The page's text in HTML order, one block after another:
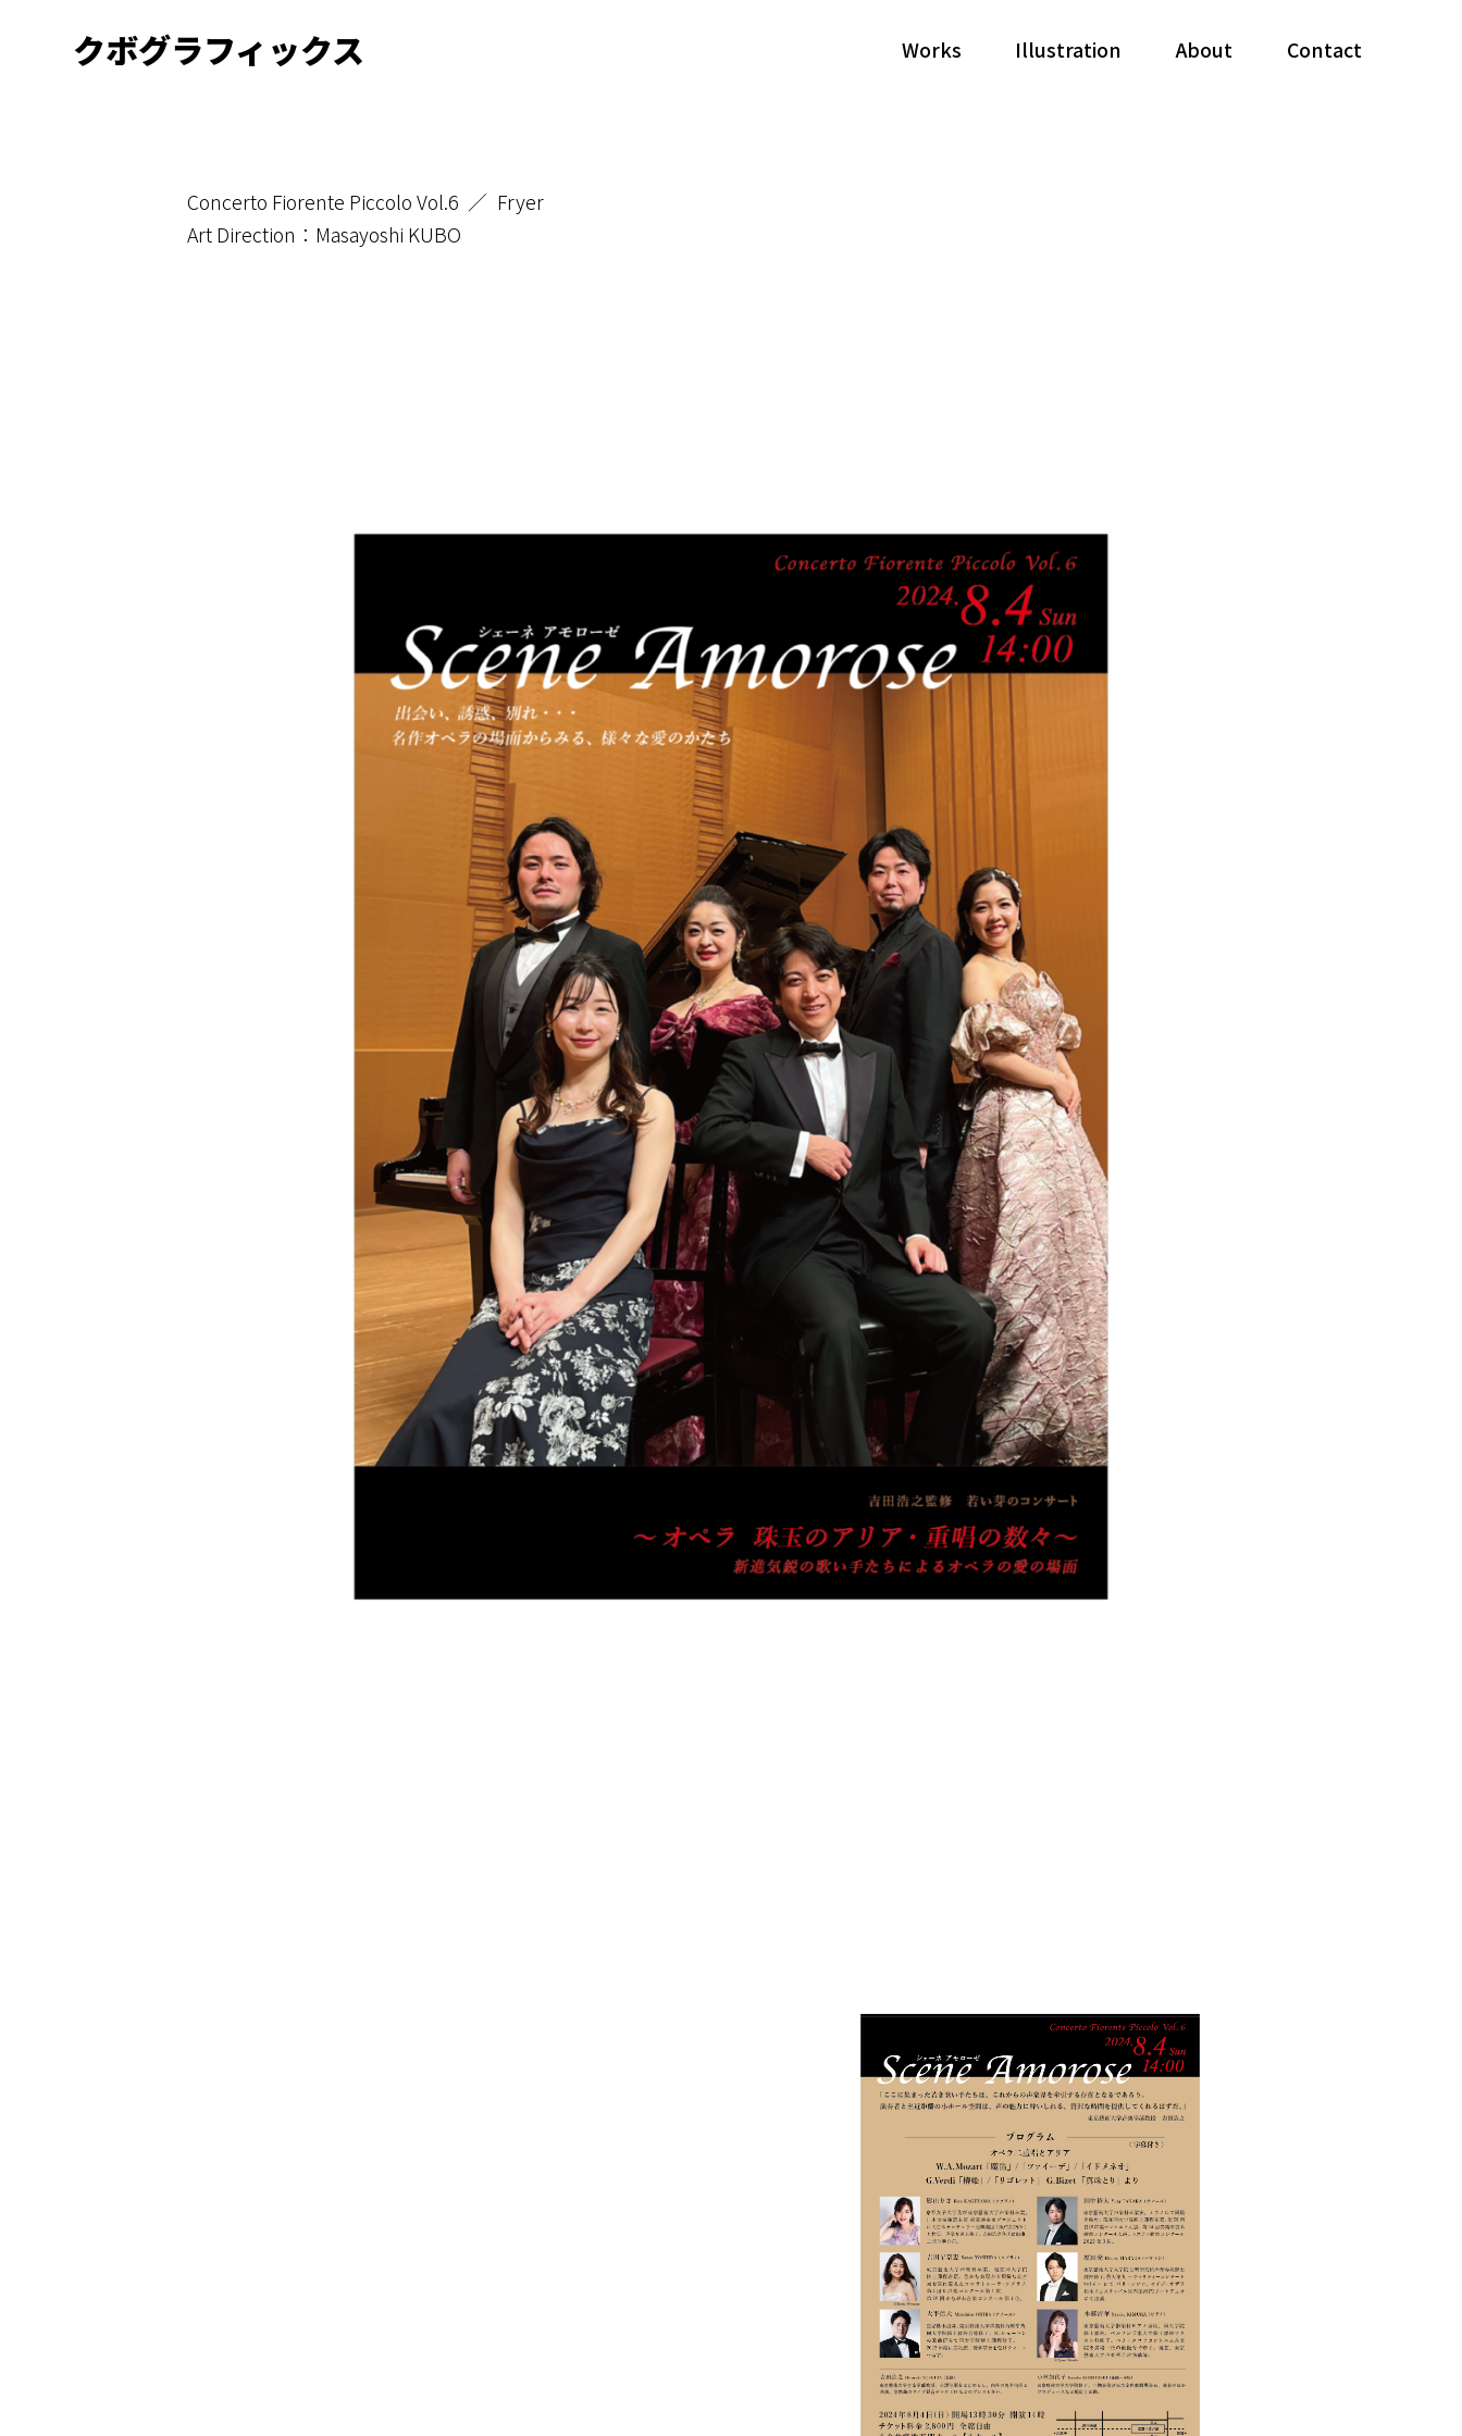
クボグラフィックス Works Illustration About Contact
Concerto Fiorente Piccolo Vol.6
Fryer
Art Direction ： Masayoshi KUBO